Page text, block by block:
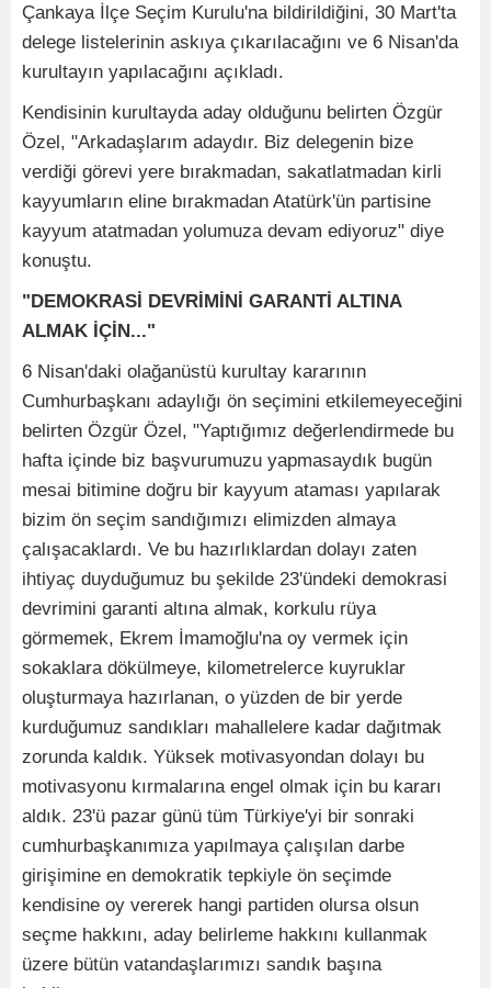
Çankaya İlçe Seçim Kurulu'na bildirildiğini, 30 Mart'ta
delege listelerinin askıya çıkarılacağını ve 6 Nisan'da
kurultayın yapılacağını açıkladı.
Kendisinin kurultayda aday olduğunu belirten Özgür
Özel, "Arkadaşlarım adaydır. Biz delegenin bize
verdiği görevi yere bırakmadan, sakatlatmadan kirli
kayyumların eline bırakmadan Atatürk'ün partisine
kayyum atatmadan yolumuza devam ediyoruz" diye
konuştu.
"DEMOKRASİ DEVRİMİNİ GARANTİ ALTINA
ALMAK İÇİN..."
6 Nisan'daki olağanüstü kurultay kararının
Cumhurbaşkanı adaylığı ön seçimini etkilemeyeceğini
belirten Özgür Özel, "Yaptığımız değerlendirmede bu
hafta içinde biz başvurumuzu yapmasaydık bugün
mesai bitimine doğru bir kayyum ataması yapılarak
bizim ön seçim sandığımızı elimizden almaya
çalışacaklardı. Ve bu hazırlıklardan dolayı zaten
ihtiyaç duyduğumuz bu şekilde 23'ündeki demokrasi
devrimini garanti altına almak, korkulu rüya
görmemek, Ekrem İmamoğlu'na oy vermek için
sokaklara dökülmeye, kilometrelerce kuyruklar
oluşturmaya hazırlanan, o yüzden de bir yerde
kurduğumuz sandıkları mahallelere kadar dağıtmak
zorunda kaldık. Yüksek motivasyondan dolayı bu
motivasyonu kırmalarına engel olmak için bu kararı
aldık. 23'ü pazar günü tüm Türkiye'yi bir sonraki
cumhurbaşkanımıza yapılmaya çalışılan darbe
girişimine en demokratik tepkiyle ön seçimde
kendisine oy vererek hangi partiden olursa olsun
seçme hakkını, aday belirleme hakkını kullanmak
üzere bütün vatandaşlarımızı sandık başına